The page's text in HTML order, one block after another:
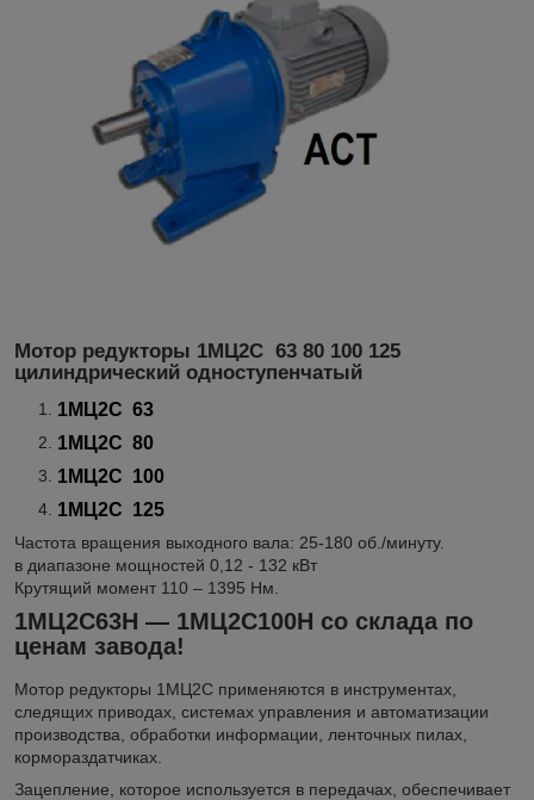
Мотор редукторы 1МЦ2С 63 80 100 125
цилиндрический одноступенчатый
1МЦ2С 63
1МЦ2С 80
1МЦ2С 100
1МЦ2С 125
Частота вращения выходного вала: 25-180 об./минуту.
в диапазоне мощностей 0,12 - 132 кВт
Крутящий момент 110 – 1395 Нм.
1МЦ2С63Н — 1МЦ2С100Н со склада по
ценам завода!
Мотор редукторы 1МЦ2С применяются в инструментах,
следящих приводах, системах управления и автоматизации
производства, обработки информации, ленточных пилах,
кормораздатчиках.
Зацепление, которое используется в передачах, обеспечивает